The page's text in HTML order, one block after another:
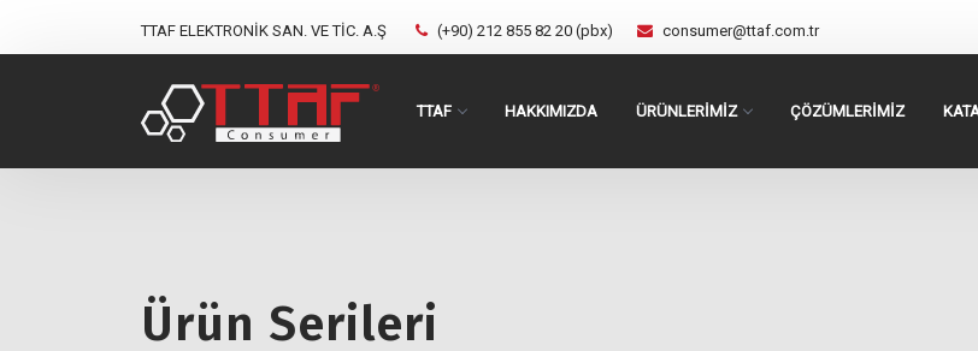
TTAF ELEKTRONİK SAN. VE TİC. A.Ş (+90) 212 855 82 20 (pbx) consumer@ttaf.com.tr
TTAF HAKKIMIZDA ÜRÜNLERİMİZ ÇÖZÜMLERİMİZ
Ürün Serileri